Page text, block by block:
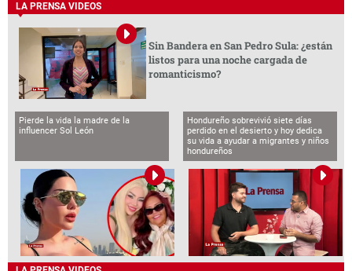
LA PRENSA VIDEOS
Sin Bandera en San Pedro Sula: ¿están
listos para una noche cargada de
romanticismo?
Pierde la vida la madre de la
influencer Sol León
Hondureño sobrevivió siete días
perdido en el desierto y hoy dedica
su vida a ayudar a migrantes y niños
hondureños